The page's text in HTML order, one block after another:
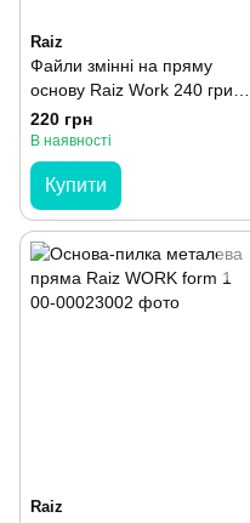
Raiz
Файли змінні на пряму
основу Raiz Work 240 грит
50 шт
220 грн
В наявності
Купити
Raiz